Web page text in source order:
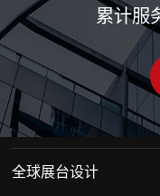
累计服
全球展台设计